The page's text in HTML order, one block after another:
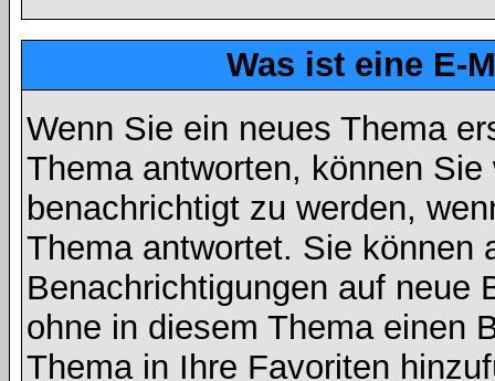
Was ist eine E-
Wenn Sie ein neues Thema
Thema antworten, können
benachrichtigt zu werden,
Thema antwortet. Sie können
Benachrichtigungen auf neue
ohne in diesem Thema einen
Thema in Ihre Favoriten